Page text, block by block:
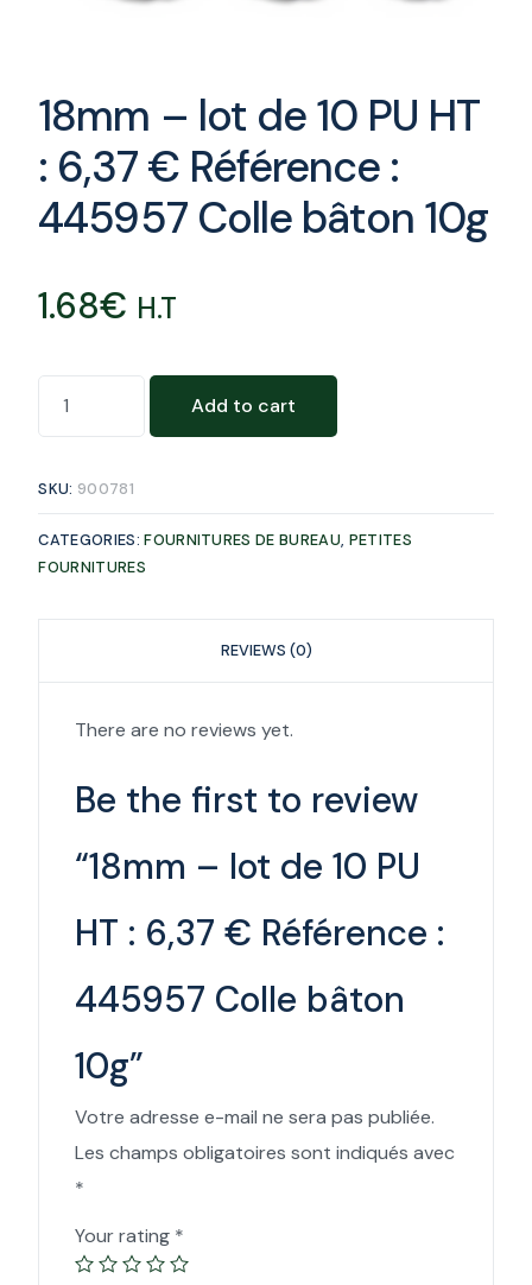
18mm – lot de 10 PU HT
: 6,37 € Référence :
445957 Colle bâton 10g
1.68€ H.T
Add to cart
SKU: 900781
CATEGORIES:FOURNITURES DE BUREAU, PETITES
FOURNITURES
REVIEWS (0)
There are no reviews yet.
Be the first to review
“18mm – lot de 10 PU
HT : 6,37 € Référence :
445957 Colle bâton
10g”
Votre adresse e-mail ne sera pas publiée.
Les champs obligatoires sont indiqués avec
*
Your rating *